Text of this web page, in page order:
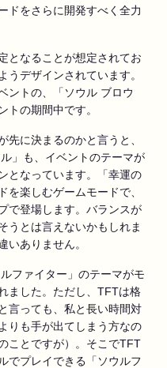
ドをさらに開発すべく全力
となることが想定されてお
うデザインされています。
ントの、「ソウル ブロウ
トの期間中です。
先に決まるのかと言うと、
」も、イベントのテーマが
となっています。「幸運の
を楽しむゲームモードで、
で登場します。バランスが
うとは言えないかもしれま
いありません。
ファイター」のテーマがモ
ました。ただし、TFTは格
言っても、私と長い時間対
りも手が出てしまう方なの
ことですが）。そこでTFT
でプレイできる「ソウルフ